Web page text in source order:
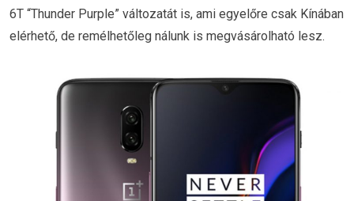
6T “Thunder Purple” változatát is, ami egyelőre csak Kínában
elérhető, de remélhetőleg nálunk is megvásárolható lesz.